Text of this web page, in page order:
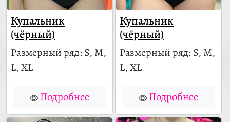
Купальник
(чёрный)
Размерный ряд: S, M,
L, XL
Подробнее
Купальник
(чёрный)
Размерный ряд: S, M,
L, XL
Подробнее